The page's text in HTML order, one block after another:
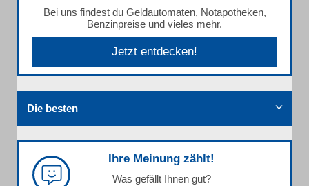
Bei uns findest du Geldautomaten, Notapotheken,
Benzinpreise und vieles mehr.
Jetzt entdecken!
Die besten
Ihre Meinung zählt!
Was gefällt Ihnen gut?